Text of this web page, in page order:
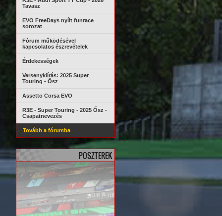
Tavasz
EVO FreeDays nyílt funrace
sorozat
Fórum működésével
kapcsolatos észrevételek
Érdekességek
Versenykiírás: 2025 Super
Touring - Ősz
Assetto Corsa EVO
R3E - Super Touring - 2025 Ősz -
Csapatnevezés
Tovább a fórumba
POSZTEREK